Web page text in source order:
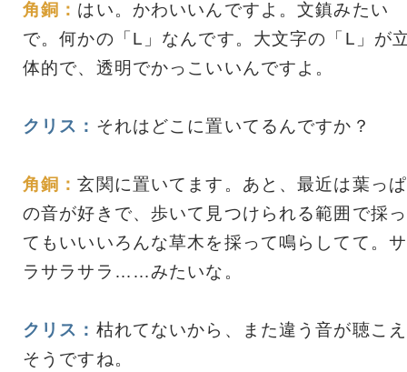
角銅： はい。かわいいんですよ。文鎮みたい
で。何かの「L」なんです。大文字の「L」が
体的で、透明でかっこいいんですよ。
クリス： それはどこに置いてるんですか？
角銅：玄関に置いてます。あと、最近は葉っぱ
の音が好きで、歩いて見つけられる範囲で採っ
てもいいいろんな草木を採って鳴らしてて。サ
ラサラサラ……みたいな。
クリス： 枯れてないから、また違う音が聴こえ
そうですね。